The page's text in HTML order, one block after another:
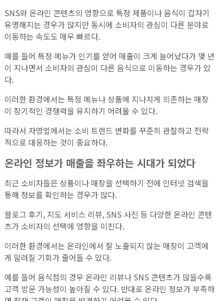
SNS와 온라인 콘텐츠의 영향으로 특정 제품이나 음식이 갑자기
유명해지는 경우가 많지만 동시에 소비자의 관심이 다른 분야로
이동하는 속도도 매우 빠르다.
예를 들어 특정 메뉴가 인기를 얻어 매출이 크게 늘어났다가 몇 년
이 지나면서 소비자의 관심이 다른 음식으로 이동하는 경우가 있
다.
이러한 환경에서는 특정 메뉴나 상품에 지나치게 의존하는 매장
이 장기적인 경쟁력을 유지하기 어려울 수 있다.
따라서 자영업에서는 소비 트렌드 변화를 꾸준히 관찰하고 전략
적으로 대응하는 것이 중요하다.
온라인 정보가 매출을 좌우하는 시대가 되었다
최근 소비자들은 상품이나 매장을 선택하기 전에 인터넷 검색을
통해 정보를 확인하는 경우가 많다.
블로그 후기, 지도 서비스 리뷰, SNS 사진 등 다양한 온라인 콘텐
츠가 소비자의 선택에 영향을 미친다.
이러한 환경에서는 온라인에서 잘 노출되지 않는 매장이 고객에
게 알려질 기회가 줄어들 수 있다.
예를 들어 음식점의 경우 온라인 리뷰나 SNS 콘텐츠가 많을수록
고객 방문 가능성이 높아질 수 있다. 반대로 온라인 정보가 부족하